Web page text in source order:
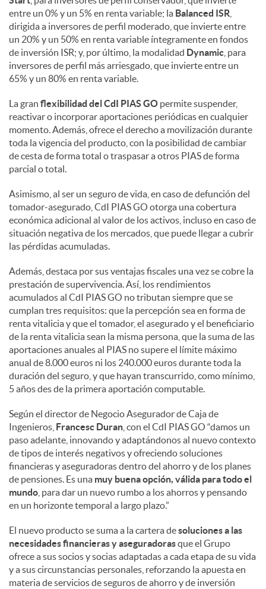
entre un 0% y un 5% en renta variable; la Balanced ISR
dirigida a inversores de perfil moderado, que invierte entre
un 20% y un 50% en renta variable íntegramente en fondos
de inversión ISR; y, por último, la modalidad Dynamic , para
inversores de perfil más arriesgado, que invierte entre un
65% y un 80% en renta variable.
La gran flexibilidad del CdI PIAS GO permite suspender,
reactivar o incorporar aportaciones periódicas en cualquier
momento. Además, ofrece el derecho a movilización durante
toda la vigencia del producto, con la posibilidad de cambiar
de cesta de forma total o traspasar a otros PIAS de forma
parcial o total.
Asimismo, al ser un seguro de vida, en caso de defunción del
tomador-asegurado, CdI PIAS GO otorga una cobertura
económica adicional al valor de los activos, incluso en caso de
situación negativa de los mercados, que puede llegar a cubrir
las pérdidas acumuladas.
Además, destaca por sus ventajas fiscales una vez se cobre la
prestación de supervivencia. Así, los rendimientos
acumulados al CdI PIAS GO no tributan siempre que se
cumplan tres requisitos: que la percepción sea en forma de
renta vitalicia y que el tomador, el asegurado y el beneficiario
de la renta vitalicia sean la misma persona, que la suma de las
aportaciones anuales al PIAS no supere el límite máximo
anual de 8.000 euros ni los 240.000 euros durante toda la
duración del seguro, y que hayan transcurrido, como mínimo,
5 años des de la primera aportación computable.
Según el director de Negocio Asegurador de Caja de
Ingenieros, Francesc Duran , con el CdI PIAS GO “damos un
paso adelante, innovando y adaptándonos al nuevo contexto
de tipos de interés negativos y ofreciendo soluciones
financieras y aseguradoras dentro del ahorro y de los planes
de pensiones. Es una muy buena opción, válida para todo el
mundo , para dar un nuevo rumbo a los ahorros y pensando
en un horizonte temporal a largo plazo.”
El nuevo producto se suma a la cartera desoluciones a las
necesidades financieras y aseguradorasque el Grupo
ofrece a sus socios y socias adaptadas a cada etapa de su vida
y a sus circunstancias personales, reforzando la apuesta en
materia de servicios de seguros de ahorro y de inversión